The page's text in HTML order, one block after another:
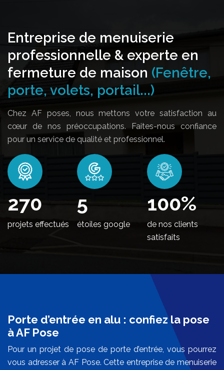
Entreprise de menuiserie
professionnelle & experte en
fermeture de maison (Fenêtre,
porte, volets, portail...)
Chez AF poses, nous mettons votre satisfaction au
cœur de nos préoccupations. Faites-nous confiance
pour un service de qualité et professionnel.
324
projets effectués
5
étoiles google
100%
de nos clients
satisfaits
Porte d’entrée en alu : confiez la pose
à AF Pose
Pour un projet de pose de porte d’entrée, vous pourrez
vous adresser à AF Pose. Cette entreprise de menuiserie